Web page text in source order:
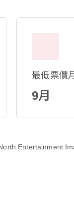
最低票價
9月